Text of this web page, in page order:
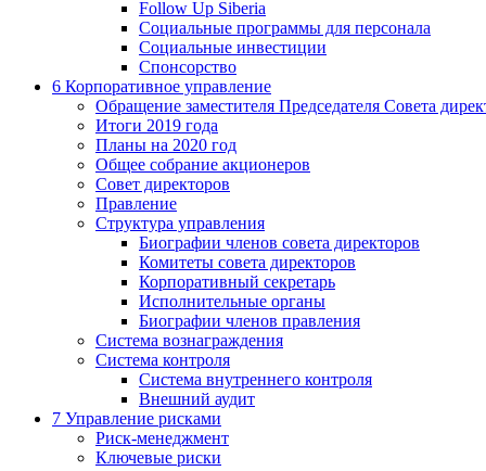
Follow Up Siberia
Социальные программы для персонала
Социальные инвестиции
Спонсорство
6 Корпоративное управление
Обращение заместителя Председателя Совета
Итоги 2019 года
Планы на 2020 год
Общее собрание акционеров
Совет директоров
Правление
Структура управления
Биографии членов совета директоров
Комитеты совета директоров
Корпоративный секретарь
Исполнительные органы
Биографии членов правления
Система вознаграждения
Система контроля
Система внутреннего контроля
Внешний аудит
7 Управление рисками
Риск-менеджмент
Ключевые риски